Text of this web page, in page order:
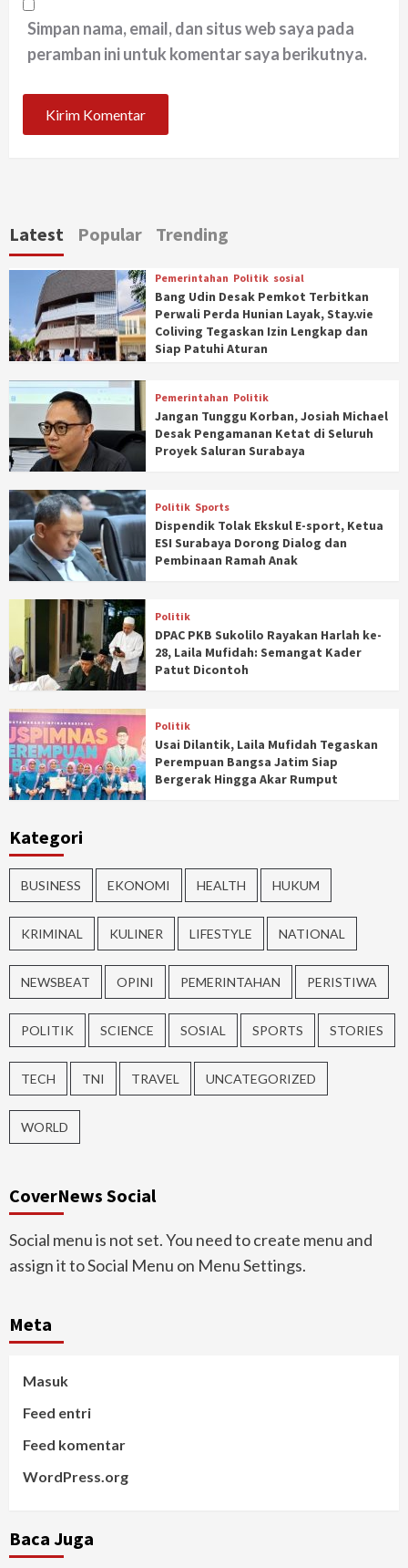
Simpan nama, email, dan situs web saya pada
peramban ini untuk komentar saya berikutnya.
Latest Popular Trending
Pemerintahan Politik sosial
Bang Udin Desak Pemkot Terbitkan
Perwali Perda Hunian Layak, Stay.vie
Coliving Tegaskan Izin Lengkap dan
Siap Patuhi Aturan
Pemerintahan Politik
Jangan Tunggu Korban, Josiah Michael
Desak Pengamanan Ketat di Seluruh
Proyek Saluran Surabaya
Politik Sports
Dispendik Tolak Ekskul E-sport, Ketua
ESI Surabaya Dorong Dialog dan
Pembinaan Ramah Anak
Politik
DPAC PKB Sukolilo Rayakan Harlah ke-
28, Laila Mufidah: Semangat Kader
Patut Dicontoh
Politik
Usai Dilantik, Laila Mufidah Tegaskan
Perempuan Bangsa Jatim Siap
Bergerak Hingga Akar Rumput
Kategori
BUSINESS EKONOMI HEALTH HUKUM
KRIMINAL KULINER LIFESTYLE NATIONAL
NEWSBEAT OPINI PEMERINTAHAN PERISTIWA
POLITIK SCIENCE SOSIAL SPORTS STORIES
TECH TNI TRAVEL UNCATEGORIZED
WORLD
CoverNews Social
Social menu is not set. You need to create menu and
assign it to Social Menu on Menu Settings.
Meta
Masuk
Feed entri
Feed komentar
WordPress.org
Baca Juga